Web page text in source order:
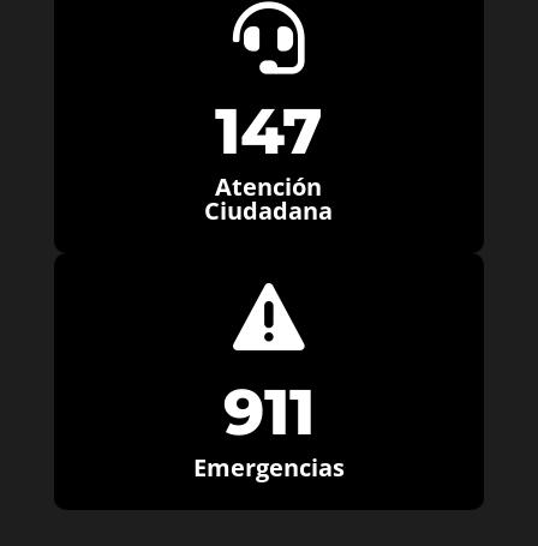

147
Atención
Ciudadana

911
Emergencias